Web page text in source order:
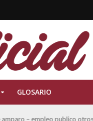
GLOSARIO
– empleo publico otros